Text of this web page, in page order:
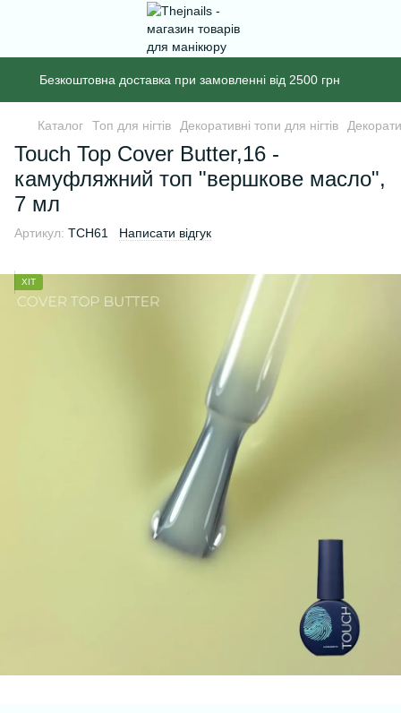
Безкоштовна доставка при замовленні від 2500 грн
Каталог Топ для нігтів Декоративні топи для нігтів
Touch Top Cover Butter,16 -
камуфляжний топ "вершкове масло",
7 мл
Артикул: TCH61 Написати відгук
ХІТ